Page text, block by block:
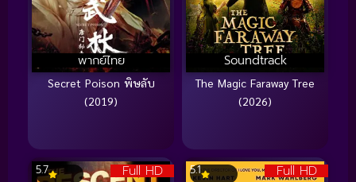
พากย์ไทย
Secret Poison พิษลับ
(2019)
Soundtrack
The Magic Faraway Tree
(2026)
Full HD
5.7 Full HD
5.1